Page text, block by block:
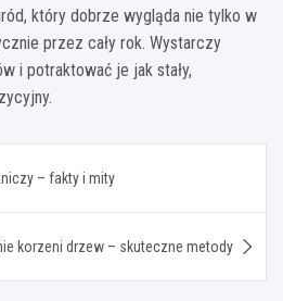
który dobrze wygląda nie tylko w
przez cały rok. Wystarczy
i potraktować je jak stały,
– fakty i mity
korzeni drzew – skuteczne metody